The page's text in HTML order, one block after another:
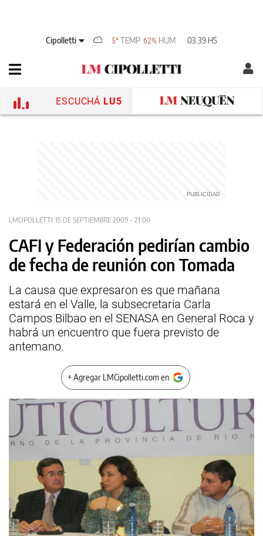
Cipolletti 5°TEMP 62% HUM 03:39 HS
ESCUCHÁ LU5
LMCIPOLLETTI 15 DE SEPTIEMBRE 2009 - 21:00
CAFI y Federación pedirían cambio
de fecha de reunión con Tomada
La causa que expresaron es que mañana
estará en el Valle, la subsecretaria Carla
Campos Bilbao en el SENASA en General Roca y
habrá un encuentro que fuera previsto de
antemano.
+ Agregar LMCipolletti.com en